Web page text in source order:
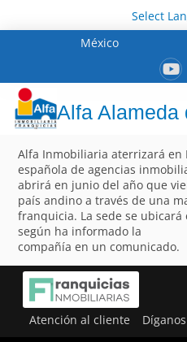
Select
México
Alfa Alameda
Alfa Inmobiliaria aterrizará en
española de agencias
abrirá en junio del año que
país andino a través de una
franquicia. La sede se ubicará
según ha informado la
compañía en un comunicado.
Atención al cliente